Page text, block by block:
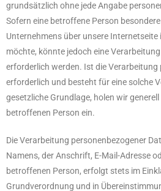
grundsätzlich ohne jede Angabe
Sofern eine betroffene Person
Unternehmens über unsere Internetseite
möchte, könnte jedoch eine
erforderlich werden. Ist die Verarbeitung
erforderlich und besteht für eine solche
gesetzliche Grundlage, holen wir
betroffenen Person ein.
Die Verarbeitung personenbezogener
Namens, der Anschrift, E-Mail-Adresse
betroffenen Person, erfolgt stets im
Grundverordnung und in